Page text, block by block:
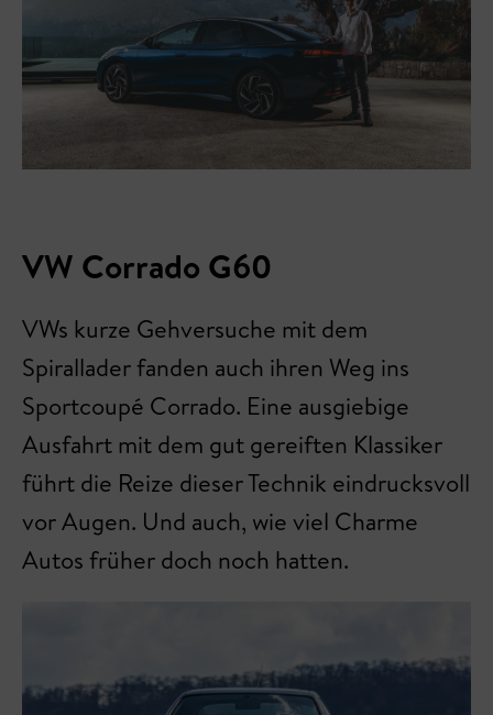
VW Corrado G60
VWs kurze Gehversuche mit dem
Spirallader fanden auch ihren Weg ins
Sportcoupé Corrado. Eine ausgiebige
Ausfahrt mit dem gut gereiften Klassiker
führt die Reize dieser Technik eindrucksvoll
vor Augen. Und auch, wie viel Charme
Autos früher doch noch hatten.